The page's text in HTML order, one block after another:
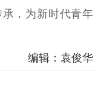
，为新时代青年
编辑：袁俊华